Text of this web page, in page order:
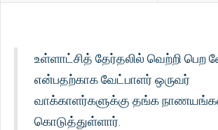
உள்ளாட்சித் தேர்தலில் வெற்றி பெற
என்பதற்காக வேட்பாளர் ஒருவர்
வாக்காளர்களுக்கு தங்க
கொடுத்துள்ளார்.